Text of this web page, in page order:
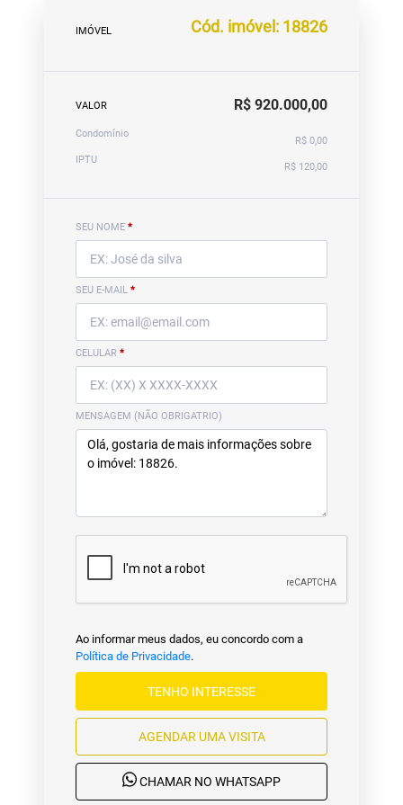
IMÓVEL Cód. imóvel: 18826
VALOR R$ 920.000,00
Condomínio
R$ 0,00
IPTU
R$ 120,00
SEU NOME *
SEU E-MAIL *
CELULAR *
MENSAGEM (NÃO OBRIGATRIO)
Ao informar meus dados, eu concordo com a
Política de Privacidade.
TENHO INTERESSE
AGENDAR UMA VISITA
CHAMAR NO WHATSAPP